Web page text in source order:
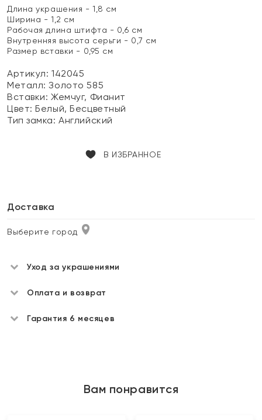
Длина украшения - 1,8 см
Ширина - 1,2 см
Рабочая длина штифта - 0,6 см
Внутренняя высота серьги - 0,7 см
Размер вставки - 0,95 см
Артикул: 142045
Металл:Золото 585
Вставки:Жемчуг, Фианит
Цвет:Белый, Бесцветный
Тип замка:Английский
В ИЗБРАННОЕ
Доставка
Выберите город
Уход за украшениями
Оплата и возврат
Гарантия 6 месяцев
Вам понравится